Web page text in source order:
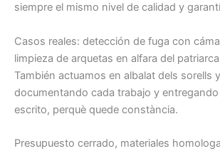
siempre el mismo nivel de calidad y
Casos reales: detección de fuga con
limpieza de arquetas en alfara del
También actuamos en albalat dels sorells
documentando cada trabajo y
escrito, perquè quede constància.
Presupuesto cerrado, materiales